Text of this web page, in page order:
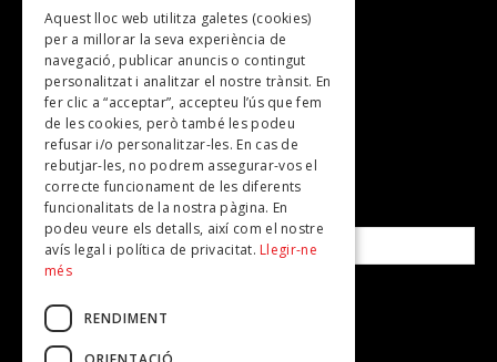
TV
Plans per fer
Revistes
SUBSCRIU-TE A LA NOSTRA NEWSLETTER!
Correu electrònic*
Accepto lapolítica de privacitat
Aquest lloc web utilitza galetes (cookies)
per a millorar la seva experiència de
navegació, publicar anuncis o contingut
personalitzat i analitzar el nostre trànsit. En
fer clic a “acceptar”, accepteu l’ús que fem
de les cookies, però també les podeu
refusar i/o personalitzar-les. En cas de
rebutjar-les, no podrem assegurar-vos el
correcte funcionament de les diferents
funcionalitats de la nostra pàgina. En
podeu veure els detalls, així com el nostre
avís legal i política de privacitat. Llegir-ne
més
RENDIMENT